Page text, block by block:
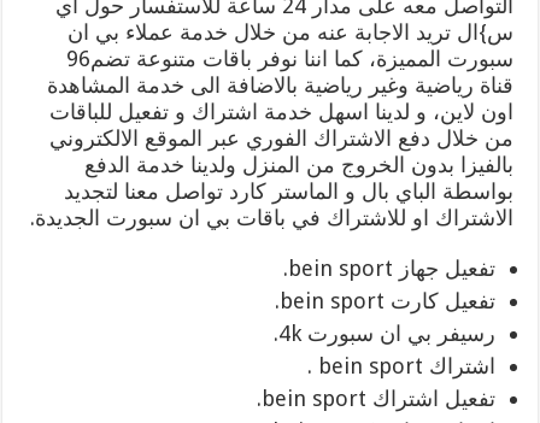
التواصل معه على مدار 24 ساعة للاستفسار حول اي
س}ال تريد الاجابة عنه من خلال خدمة عملاء بي ان
سبورت المميزة، كما اننا نوفر باقات متنوعة تضم96
قناة رياضية وغير رياضية بالاضافة الى خدمة المشاهدة
اون لاين، و لدينا اسهل خدمة اشتراك و تفعيل للباقات
من خلال دفع الاشتراك الفوري عبر الموقع الالكتروني
بالفيزا بدون الخروج من المنزل ولدينا خدمة الدفع
بواسطة الباي بال و الماستر كارد تواصل معنا لتجديد
الاشتراك او للاشتراك في باقات بي ان سبورت الجديدة.
تفعيل جهاز bein sport.
تفعيل كارت bein sport.
رسيفر بي ان سبورت 4k.
اشتراك bein sport .
تفعيل اشتراك bein sport.